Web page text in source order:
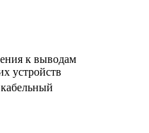
к выводам
устройств